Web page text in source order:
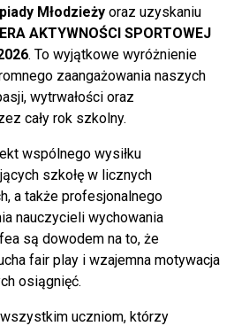
Młodzieży oraz uzyskaniu
AKTYWNOŚCI SPORTOWEJ
. To wyjątkowe wyróżnienie
zaangażowania naszych
wytrwałości oraz
cały rok szkolny.
wspólnego wysiłku
szkołę w licznych
a także profesjonalnego
nauczycieli wychowania
są dowodem na to, że
fair play i wzajemna motywacja
osiągnięć.
uczniom, którzy